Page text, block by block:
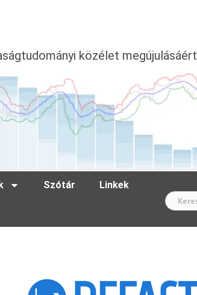
közélet megújulásáért
Szótár Linkek